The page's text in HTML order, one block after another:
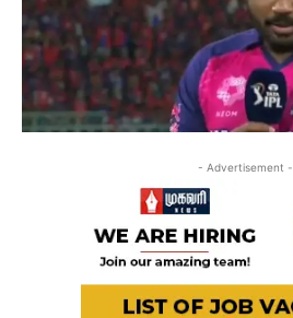
- Advertisement -